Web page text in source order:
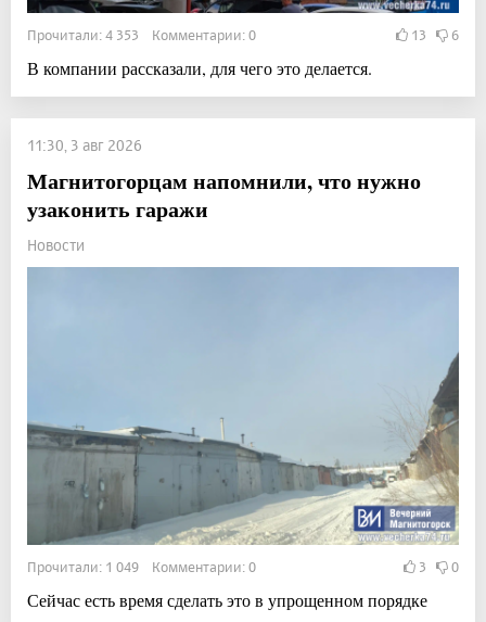
Прочитали: 4 353 Комментарии: 0 13 6
В компании рассказали, для чего это делается.
11:30, 3 авг 2026
Магнитогорцам напомнили, что нужно
узаконить гаражи
Новости
Прочитали: 1 049 Комментарии: 0 3 0
Сейчас есть время сделать это в упрощенном порядке